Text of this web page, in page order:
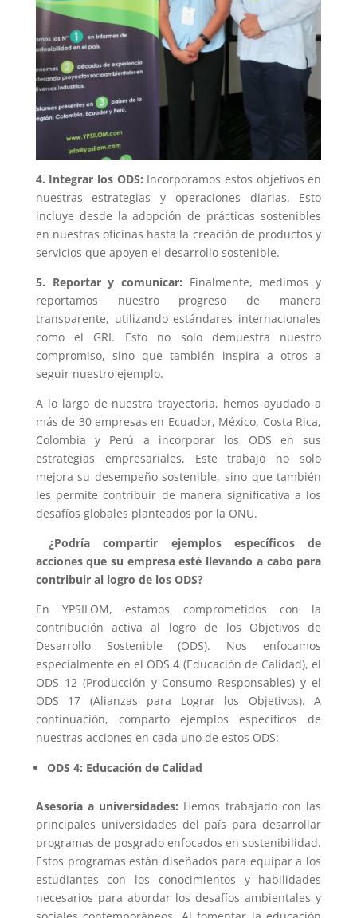
4. Integrar los ODS: Incorporamos estos objetivos en
nuestras estrategias y operaciones diarias. Esto
incluye desde la adopción de prácticas sostenibles
en nuestras oficinas hasta la creación de productos y
servicios que apoyen el desarrollo sostenible.
5. Reportar y comunicar: Finalmente, medimos y
reportamos nuestro progreso de manera
transparente, utilizando estándares internacionales
como el GRI. Esto no solo demuestra nuestro
compromiso, sino que también inspira a otros a
seguir nuestro ejemplo.
A lo largo de nuestra trayectoria, hemos ayudado a
más de 30 empresas en Ecuador, México, Costa Rica,
Colombia y Perú a incorporar los ODS en sus
estrategias empresariales. Este trabajo no solo
mejora su desempeño sostenible, sino que también
les permite contribuir de manera significativa a los
desafíos globales planteados por la ONU.
¿Podría compartir ejemplos específicos de
acciones que su empresa esté llevando a cabo para
contribuir al logro de los ODS?
En YPSILOM, estamos comprometidos con la
contribución activa al logro de los Objetivos de
Desarrollo Sostenible (ODS). Nos enfocamos
especialmente en el ODS 4 (Educación de Calidad), el
ODS 12 (Producción y Consumo Responsables) y el
ODS 17 (Alianzas para Lograr los Objetivos). A
continuación, comparto ejemplos específicos de
nuestras acciones en cada uno de estos ODS:
ODS 4: Educación de Calidad
Asesoría a universidades: Hemos trabajado con las
principales universidades del país para desarrollar
programas de posgrado enfocados en sostenibilidad.
Estos programas están diseñados para equipar a los
estudiantes con los conocimientos y habilidades
necesarios para abordar los desafíos ambientales y